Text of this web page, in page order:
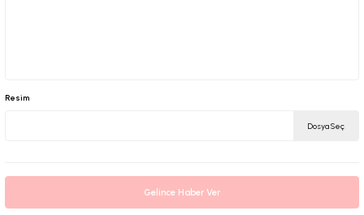
Resim
Dosya Seç
Gelince Haber Ver